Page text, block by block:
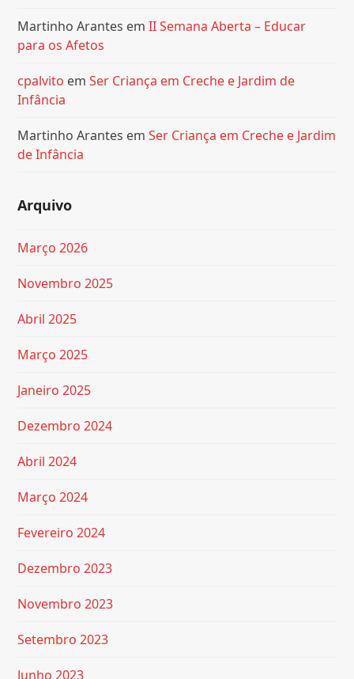
Martinho Arantes emII Semana Aberta – Educar
para os Afetos
cpalvito emSer Criança em Creche e Jardim de
Infância
Martinho Arantes emSer Criança em Creche e Jardim
de Infância
Arquivo
Março 2026
Novembro 2025
Abril 2025
Março 2025
Janeiro 2025
Dezembro 2024
Abril 2024
Março 2024
Fevereiro 2024
Dezembro 2023
Novembro 2023
Setembro 2023
Junho 2023